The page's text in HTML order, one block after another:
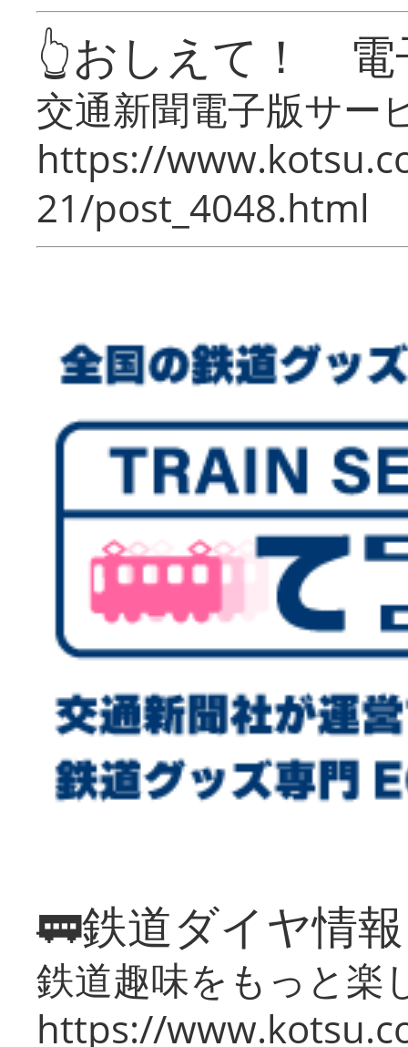
👆おしえて！ 電
交通新聞電子版サー
https://
21/post_4048.html
🚃鉄道ダイヤ情
鉄道趣味をもっと楽
https://